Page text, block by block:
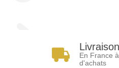
En France
d'achats